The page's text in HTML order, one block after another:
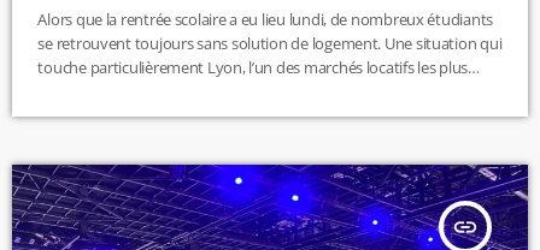
Alors que la rentrée scolaire a eu lieu lundi, de nombreux étudiants
se retrouvent toujours sans solution de logement. Une situation qui
touche particulièrement Lyon, l’un des marchés locatifs les plus
vers la colocation pour faire face à ce problème. Faute de solution,
et le domicile familial. M.L
insert_link